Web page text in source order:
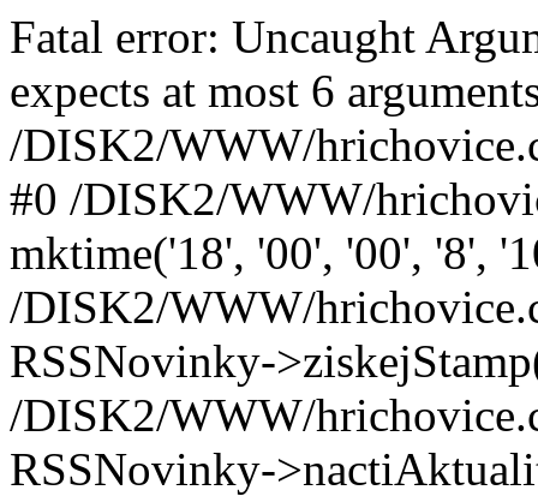
Fatal error: Uncaught
expects at most 6
/DISK2/WWW/
#0 /DISK2/WWW/
mktime('18', '00', '00', '8',
/DISK2/WWW/
RSSNovinky-
/DISK2/WWW/
RSSNovinky-